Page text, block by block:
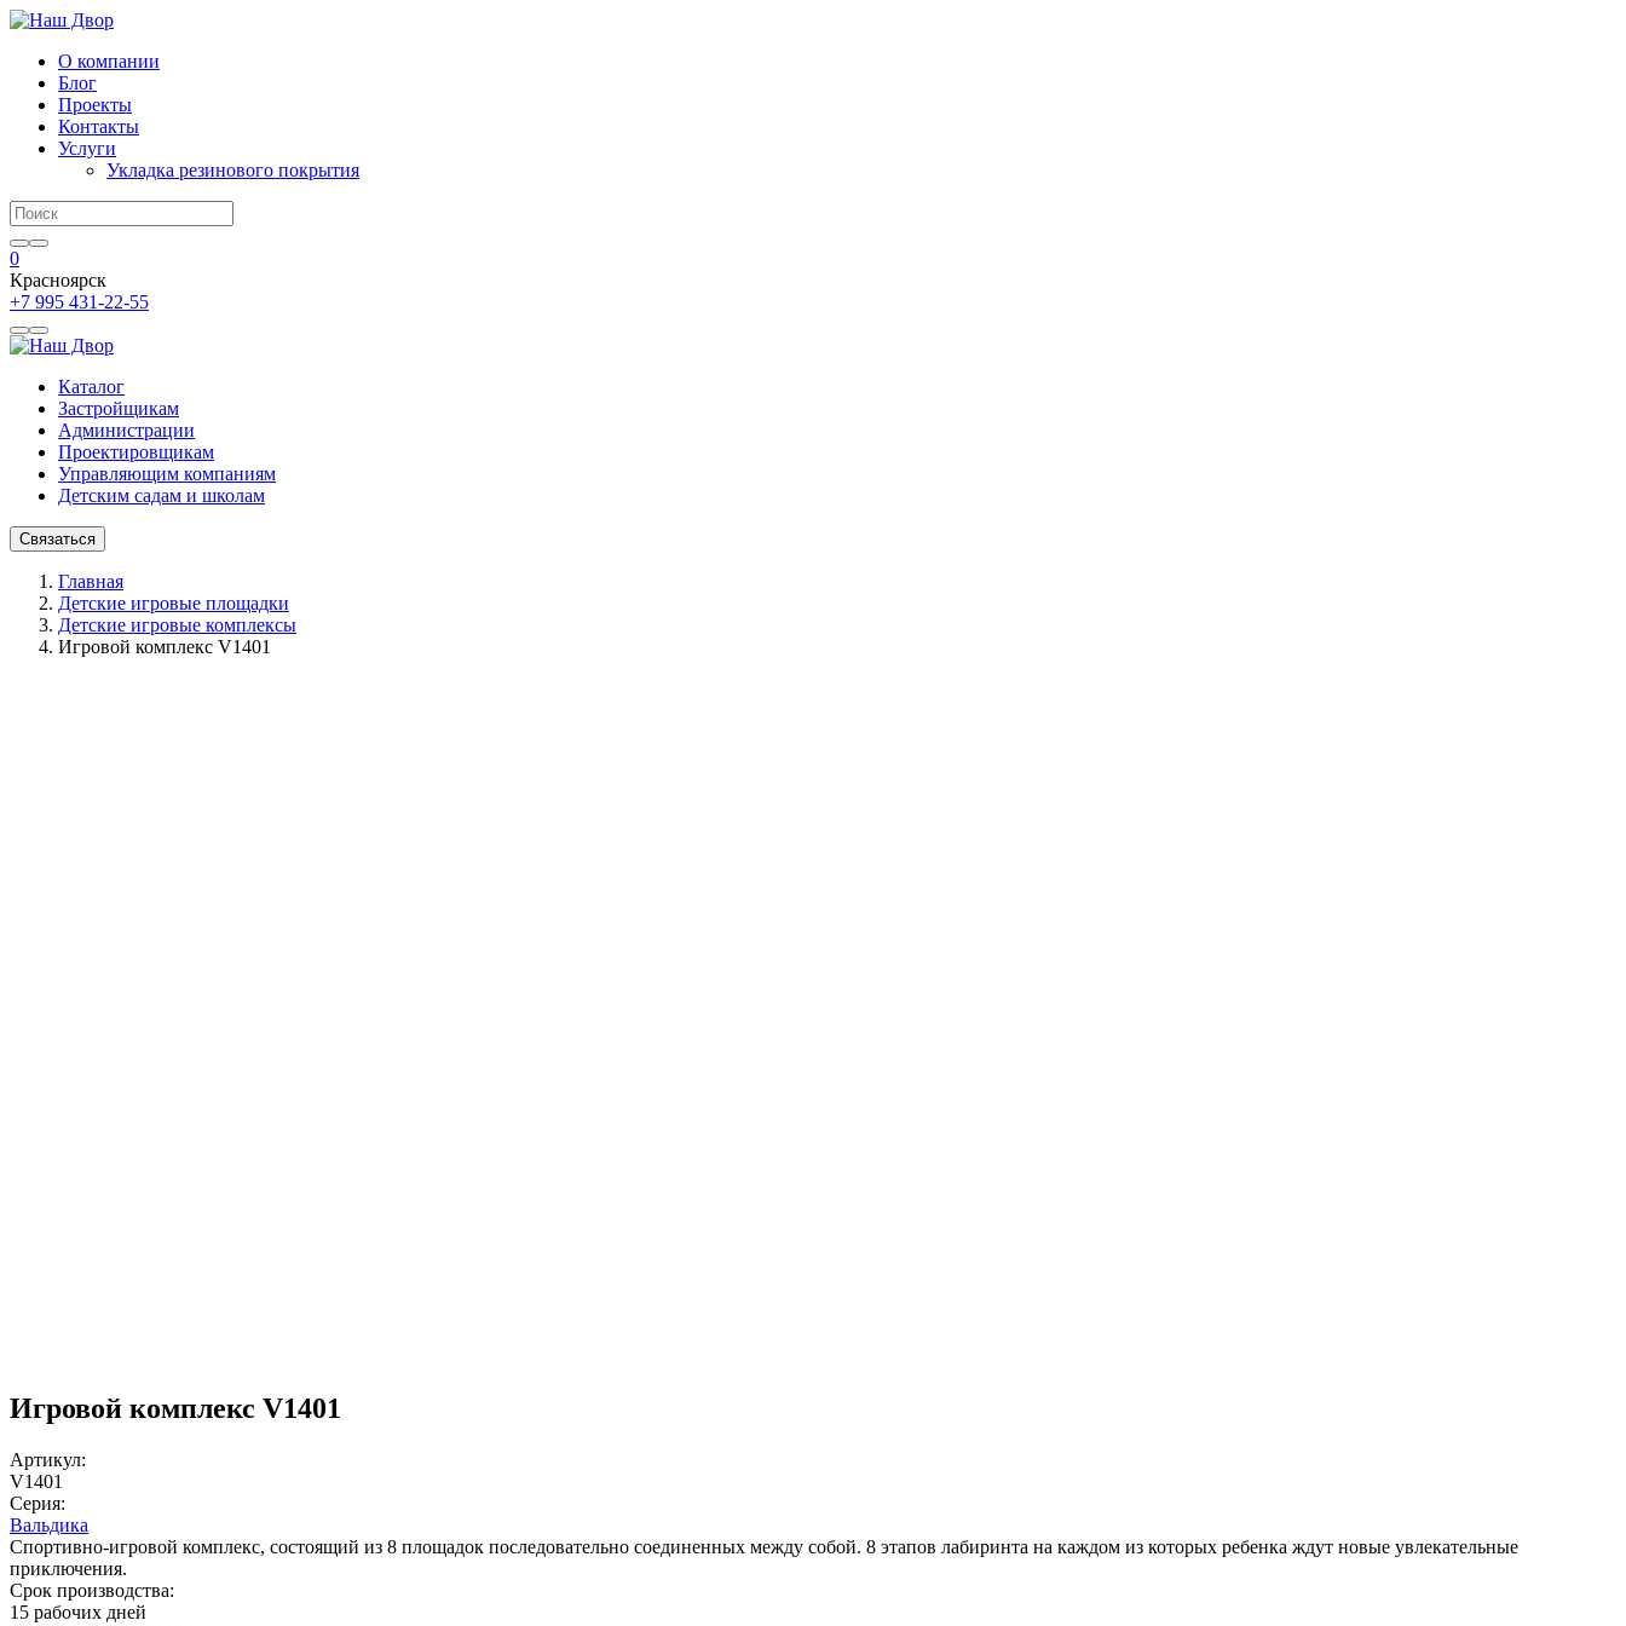
О компании
Блог
Проекты
Контакты
Услуги
Укладка резинового покрытия
0
Красноярск
+7 995 431-22-55
Каталог
Застройщикам
Администрации
Проектировщикам
Управляющим компаниям
Детским садам и школам
Связаться
Главная
Детские игровые площадки
Детские игровые комплексы
Игровой комплекс V1401
Игровой комплекс V1401
Артикул:
V1401
Серия:
Вальдика
Спортивно-игровой комплекс, состоящий из 8 площадок последовательно соединенных между собой. 8 этапов лабиринта на каждом из которых ребенка ждут новые увлекательные
приключения.
Срок производства:
15 рабочих дней